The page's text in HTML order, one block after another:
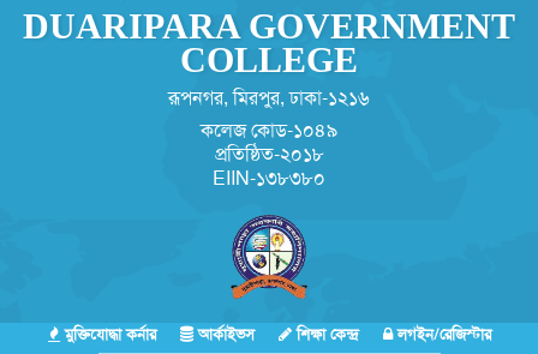
DUARIPARA GOVERNMENT
COLLEGE
রূপনগর, মিরপুর, ঢাকা-১২১৬
কলেজ কোড-১০৪৯
প্রতিষ্ঠিত-২০১৮
EIIN-১৩৮৩৮০
মুক্তিযোদ্ধা কর্নার আর্কাইভস শিক্ষা কেন্দ্র লগইন/রেজিস্টার